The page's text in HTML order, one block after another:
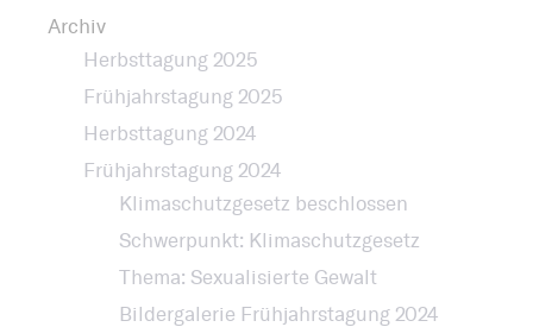
Archiv
Herbsttagung 2025
Frühjahrstagung 2025
Herbsttagung 2024
Frühjahrstagung 2024
Klimaschutzgesetz beschlossen
Schwerpunkt: Klimaschutzgesetz
Thema: Sexualisierte Gewalt
Bildergalerie Frühjahrstagung 2024
Kirche und Geld
Reformprozess PUK
Arbeiten bei der Kirche
Kirchenjahr
Ökumene
Religion in der Schule
Aktiv gegen Missbrauch
Bildung und Gesellschaft
Tourismus
Weltanschauungsfragen